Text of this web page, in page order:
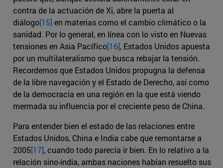
contra de la actuación de Xi, abre la puerta al
diálogo[15] en materias como el cambio climático o la
sanidad. Por lo general, en línea con lo visto en Nuevas
tensiones en Asia Pacífico[16], Estados Unidos apuesta
por un multilateralismo que busca rebajar la tensión.
Recordemos que Estados Unidos propugna la defensa
de la libre navegación y el Estado de Derecho, así como
de la democracia en una región en la que está viendo
mermada su influencia por el creciente peso de China.
Para entender bien el estado de las relaciones entre
Estados Unidos, China e India cabe que remontarse a
2005[17], cuando todo parecía ir bien. En lo relativo a la
relación sino-india, ambas naciones habían resuelto sus